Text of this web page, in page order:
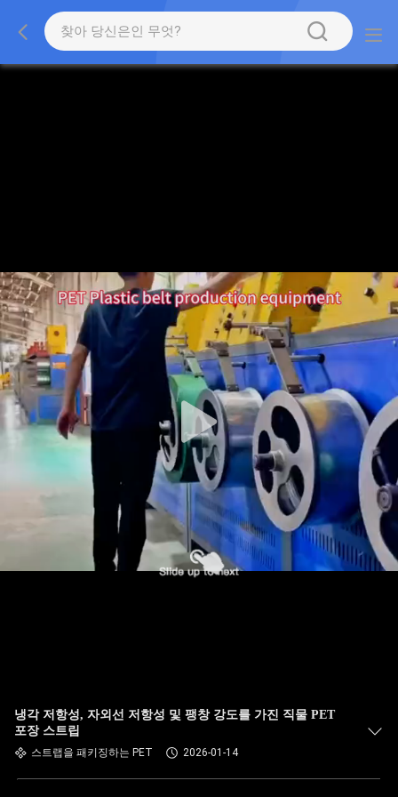
냉각 저항성, 자외선 저항성 및 팽창 강도를 가진 직물 PET
포장 스트립
스트랩을 패키징하는 PET 2026-01-14